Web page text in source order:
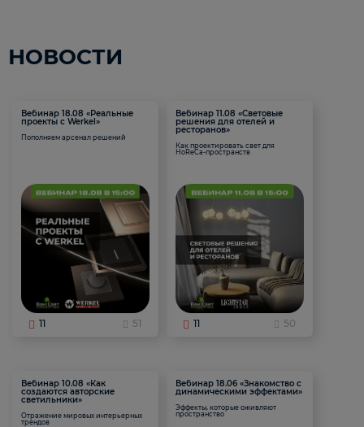
НОВОСТИ
Вебинар 18.08 «Реальные
проекты с Werkel»
Пополняем арсенал решений
11 51
Вебинар 11.08 «Световые
решения для отелей и
ресторанов»
Как проектировать свет для
HoReCa-пространств
11 50
Вебинар 10.08 «Как
создаются авторские
светильники»
Отражение мировых интерьерных
трендов
Вебинар 18.06 «Знакомство с
динамическими эффектами»
Эффекты, которые оживляют
пространство